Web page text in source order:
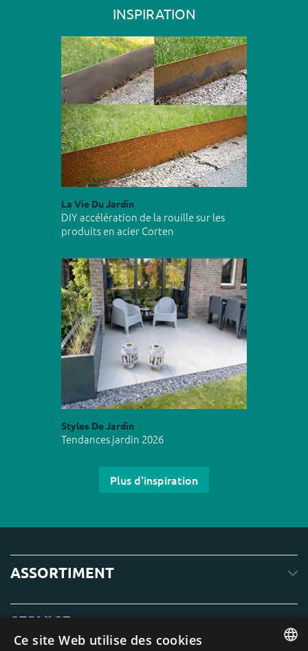
INSPIRATION
La Vie Du Jardin
DIY accélération de la rouille sur les
produits en acier Corten
Styles De Jardin
Tendances jardin 2026
Plus d'inspiration
ASSORTIMENT
SERVICE
Ce site Web utilise des cookies